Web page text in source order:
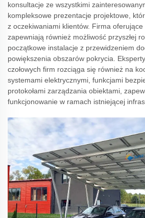
konsultacje ze wszystkimi
kompleksowe prezentacje projektowe,
z oczekiwaniami klientów. Firma
zapewniają również możliwość przyszłej
początkowe instalacje z przewidzeniem
powiększenia obszarów pokrycia.
czołowych firm rozciąga się również na
systemami elektrycznymi, funkcjami
protokołami zarządzania obiektami,
funkcjonowanie w ramach istniejącej